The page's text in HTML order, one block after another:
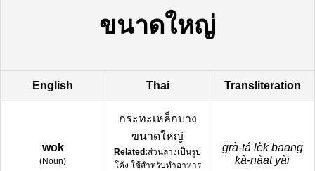
ขนาดใหญ่
English Thai Transliteration
wok
(Noun)
กระทะเหล็กบาง
ขนาดใหญ่
Related:ส่วนล่างเป็นรูป
โค้ง ใช้สำหรับทำอาหาร
grà-tá lèk baang
kà-nàat yài